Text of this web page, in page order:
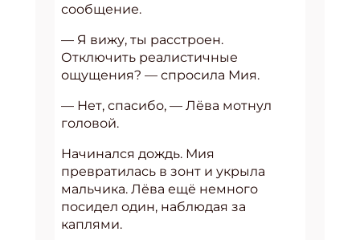
сообщение.
— Я вижу, ты расстроен.
Отключить реалистичные
ощущения? — спросила Мия.
— Нет, спасибо, — Лёва мотнул
головой.
Начинался дождь. Мия
превратилась в зонт и укрыла
мальчика. Лёва ещё немного
посидел один, наблюдая за
каплями.